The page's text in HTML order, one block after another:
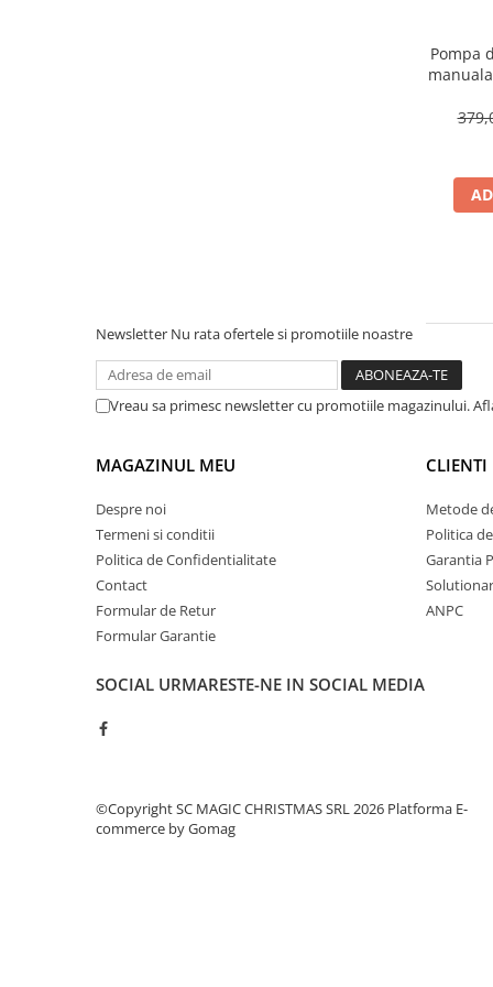
Pompa
5
Newsletter Nu rata ofertele si promotiile noastre
Vreau sa primesc newsletter cu promotiile magazinului.
MAGAZINUL MEU
Despre noi
Termeni si conditii
Politica de Confidentialitate
Contact
Formular de Retur
Formular Garantie
CLIENTI
Metode
Politica
Garantia
ANPC
SOCIAL URMARESTE-NE IN SOCIAL MEDIA
©Copyright SC MAGIC CHRISTMAS SRL 2026 Platforma E-
commerce by Gomag